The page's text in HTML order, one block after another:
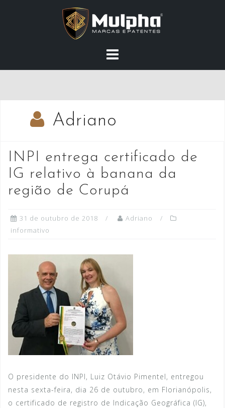
Adriano
INPI entrega certificado de
IG relativo à banana da
região de Corupá
31 de outubro de 2018
Adriano
informativo
O presidente do INPI, Luiz Otávio Pimentel, entregou
nesta sexta-feira, dia 26 de outubro, em Florianópolis,
o certificado de registro de Indicação Geográfica (IG),